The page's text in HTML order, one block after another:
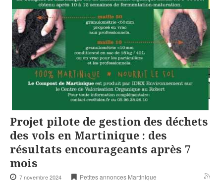
Projet pilote de gestion des déchets
des vols en Martinique : des
résultats encourageants après 7
mois
7 novembre 2024 Petites annonces Martinique